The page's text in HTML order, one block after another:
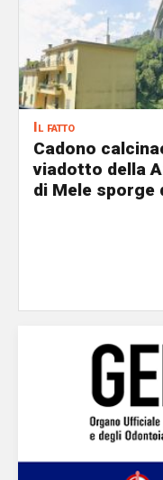
Il fatto
Cadono
viadotto della
di Mele sporge